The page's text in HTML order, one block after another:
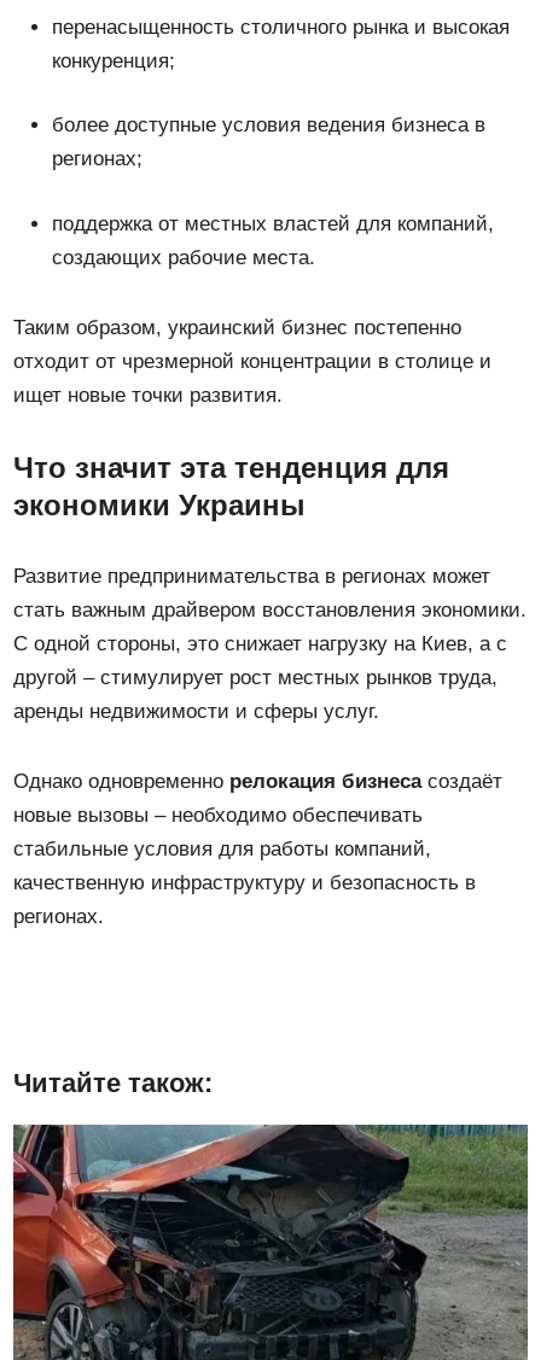
перенасыщенность столичного рынка и высокая
конкуренция;
более доступные условия ведения бизнеса в
регионах;
поддержка от местных властей для компаний,
создающих рабочие места.
Таким образом, украинский бизнес постепенно
отходит от чрезмерной концентрации в столице и
ищет новые точки развития.
Что значит эта тенденция для
экономики Украины
Развитие предпринимательства в регионах может
стать важным драйвером восстановления экономики.
С одной стороны, это снижает нагрузку на Киев, а с
другой – стимулирует рост местных рынков труда,
аренды недвижимости и сферы услуг.
Однако одновременно релокация бизнесасоздаёт
новые вызовы – необходимо обеспечивать
стабильные условия для работы компаний,
качественную инфраструктуру и безопасность в
регионах.
Читайте також: